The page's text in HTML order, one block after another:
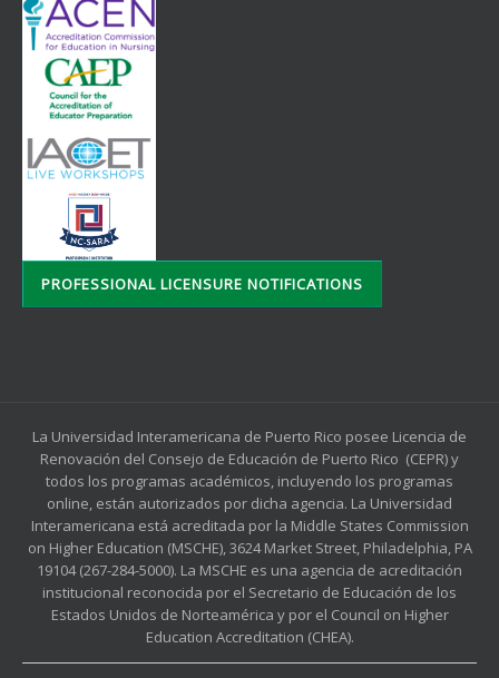
PROFESSIONAL LICENSURE NOTIFICATIONS
La Universidad Interamericana de Puerto Rico posee Licencia de
Renovación del Consejo de Educación de Puerto Rico (CEPR) y
todos los programas académicos, incluyendo los programas
online, están autorizados por dicha agencia. La Universidad
Interamericana está acreditada por la Middle States Commission
on Higher Education (MSCHE), 3624 Market Street, Philadelphia, PA
19104 (267-284-5000). La MSCHE es una agencia de acreditación
institucional reconocida por el Secretario de Educación de los
Estados Unidos de Norteamérica y por el Council on Higher
Education Accreditation (CHEA).